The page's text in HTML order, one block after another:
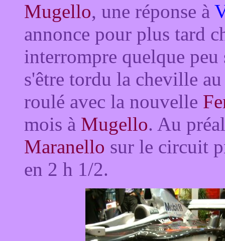
Mugello, une réponse à
annonce pour plus tard
interrompre quelque peu
s'être tordu la cheville
roulé avec la nouvelle
mois à Mugello. Au
Maranello sur le circuit
en 2 h 1/2.